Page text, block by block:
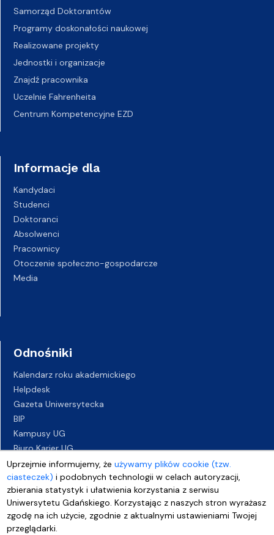
Uprzejmie informujemy, żeużywamy plików cookie (tzw.
ciasteczek) i podobnych technologii w celach autoryzacji,
zbierania statystyk i ułatwienia korzystania z serwisu
Uniwersytetu Gdańskiego. Korzystając z naszych stron wyrażasz
zgodę na ich użycie, zgodnie z aktualnymi ustawieniami Twojej
przeglądarki.
Samorząd Doktorantów
Programy doskonałości naukowej
Realizowane projekty
Jednostki i organizacje
Znajdź pracownika
Uczelnie Fahrenheita
Centrum Kompetencyjne EZD
Informacje dla
Kandydaci
Studenci
Doktoranci
Absolwenci
Pracownicy
Otoczenie społeczno-gospodarcze
Media
Odnośniki
Kalendarz roku akademickiego
Helpdesk
Gazeta Uniwersytecka
BIP
Kampusy UG
Biuro Karier UG
Oferty pracy
Deklaracja dostępności